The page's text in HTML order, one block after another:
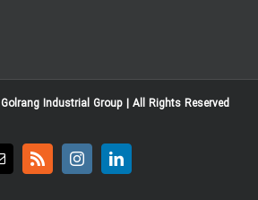
Golrang Industrial Group| All Rights Reserved
LinkedIn
Instagram
Rss